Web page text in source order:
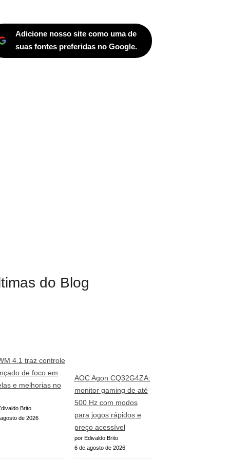
Adicione nosso site como uma de
suas fontes preferidas no Google.
do Blog
4.1 traz controle
de foco em
e melhorias no
Brito
de 2026
AOC Agon CQ32G4ZA:
monitor gaming de até
500 Hz com modos
para jogos rápidos e
preço acessível
por Edivaldo Brito
6 de agosto de 2026